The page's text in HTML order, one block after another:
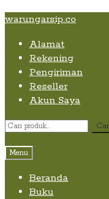
Skip
content
Skip
navigation
Skip
content
warungarsip.co
Alamat
Rekening
Pengiriman
Reseller
Akun Saya
Pencarian
Menu
Beranda
Buku